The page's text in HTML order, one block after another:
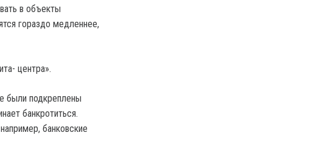
в объекты
гораздо медленнее,
центра».
были подкреплены
банкротиться.
банковские